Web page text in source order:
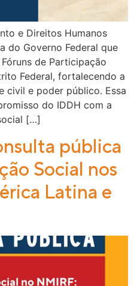
e Direitos Humanos
do Governo Federal que
de Participação
Federal, fortalecendo a
civil e poder público. Essa
do IDDH com a
[…]
pública
Social nos
Latina e